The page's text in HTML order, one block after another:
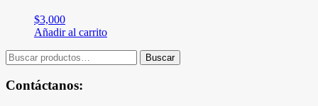
$3,000
Añadir al carrito
Buscar
por:
Buscar
Contáctanos: